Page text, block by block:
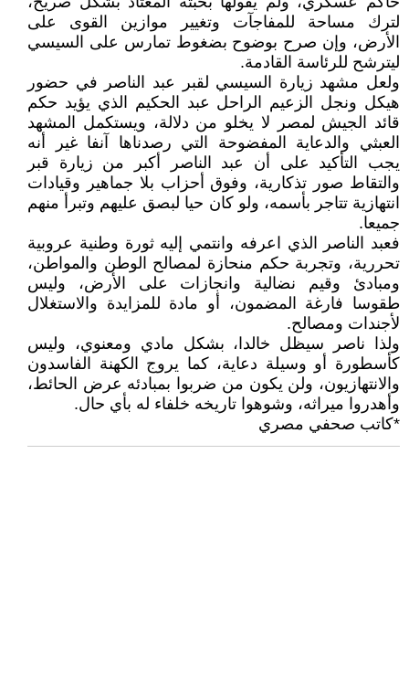
لترك مساحة للمفاجآت وتغيير موازين القوى على
الأرض، وإن صرح بوضوح بضغوط تمارس على السيسي
ليترشح للرئاسة القادمة.
ولعل مشهد زيارة السيسي لقبر عبد الناصر في حضور
هيكل ونجل الزعيم الراحل عبد الحكيم الذي يؤيد حكم
قائد الجيش لمصر لا يخلو من دلالة، ويستكمل المشهد
العبثي والدعاية المفضوحة التي رصدناها آنفا غير أنه
يجب التأكيد على أن عبد الناصر أكبر من زيارة قبر
والتقاط صور تذكارية، وفوق أحزاب بلا جماهير وقيادات
انتهازية تتاجر بأسمه، ولو كان حيا لبصق عليهم وتبرأ منهم
جميعا.
فعبد الناصر الذي اعرفه وانتمي إليه ثورة وطنية عروبية
تحررية، وتجربة حكم منحازة لمصالح الوطن والمواطن،
ومبادئ وقيم نضالية وانجازات على الأرض، وليس
طقوسا فارغة المضمون، أو مادة للمزايدة والاستغلال
لأجندات ومصالح.
ولذا ناصر سيظل خالدا، بشكل مادي ومعنوي، وليس
كأسطورة أو وسيلة دعاية، كما يروج الكهنة الفاسدون
والانتهازيون، ولن يكون من ضربوا بمبادئه عرض الحائط،
وأهدروا ميراثه، وشوهوا تاريخه خلفاء له بأي حال.
*كاتب صحفي مصري